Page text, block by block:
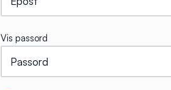
Vis passord